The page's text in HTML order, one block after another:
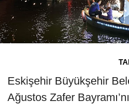
Eskişehir Büyükşehir
Ağustos Zafer